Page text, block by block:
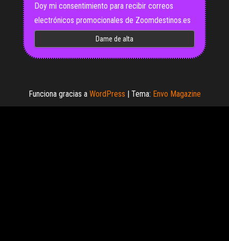
Doy mi consentimiento para recibir correos
electrónicos promocionales de Zoomdestinos.es
Funciona gracias a WordPress | Tema: Envo Magazine